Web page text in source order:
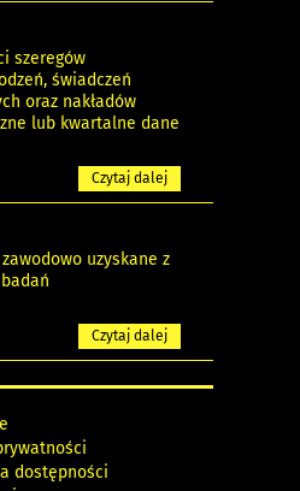
szeregów
świadczeń
oraz nakładów
lub kwartalne dane
Czytaj dalej
uzyskane z
Czytaj dalej
dostępności